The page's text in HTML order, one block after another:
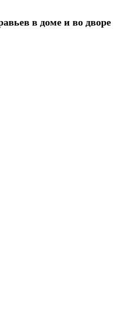
в доме и во дворе